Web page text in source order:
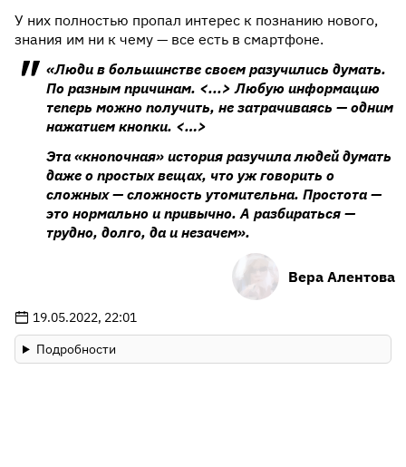
У них полностью пропал интерес к познанию нового,
знания им ни к чему — все есть в смартфоне.
«Люди в большинстве своем разучились думать.
По разным причинам. <...> Любую информацию
теперь можно получить, не затрачиваясь — одним
нажатием кнопки. <…>
Эта «кнопочная» история разучила людей думать
даже о простых вещах, что уж говорить о
сложных — сложность утомительна. Простота —
это нормально и привычно. А разбираться —
трудно, долго, да и незачем».
Вера Алентова
19.05.2022, 22:01
Подробности